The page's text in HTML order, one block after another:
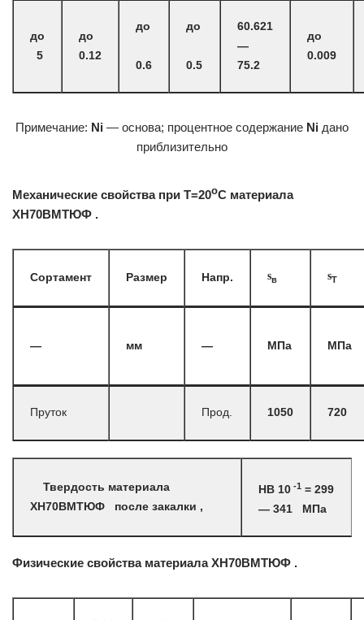
до
5
до
0.12
до
0.6
до
0.5
60.621
—
75.2
до
0.009
Примечание: Ni — основа; процентное содержание Ni дано
приблизительно
Механические свойства при Т=20oС материала
ХН70ВМТЮФ .
Сортамент Размер Напр. sв sT
— мм — МПа МПа
Пруток Прод. 1050 720
Твердость материала
ХН70ВМТЮФ после закалки ,
HB 10 -1 = 299
— 341 МПа
Физические свойства материала ХН70ВМТЮФ .